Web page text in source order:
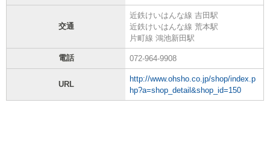
交通
近鉄けいはんな線 吉田駅
近鉄けいはんな線 荒本駅
片町線 鴻池新田駅
電話 072-964-9908
URL
http://www.ohsho.co.jp/shop/index.p
hp?a=shop_detail&shop_id=150